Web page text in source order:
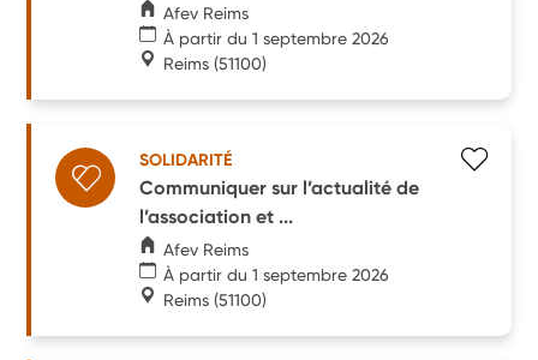
Afev Reims
À partir du 1 septembre 2026
Reims (51100)
SOLIDARITÉ
Communiquer sur l’actualité de
l’association et ...
Afev Reims
À partir du 1 septembre 2026
Reims (51100)